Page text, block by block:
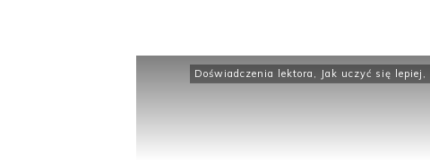
Doświadczenia lektora Jak uczyć się lepiej